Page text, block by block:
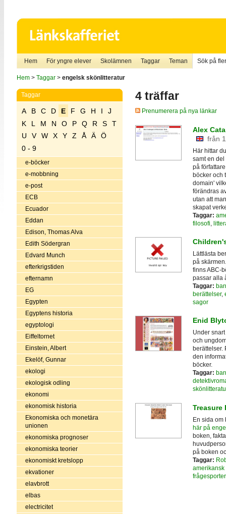
Hem För yngre elever Skolämnen Taggar Teman Sök på
Hem> Taggar> engelsk skönlitteratur
Taggar
A B C D E F G H I
J
K
L M N O P Q R S
T
U
V W X Y Z Å Ä
Ö
0 - 9
e-böcker
e-mobbning
e-post
ECB
Ecuador
Eddan
Edison, Thomas Alva
Edith Södergran
Edvard Munch
efterkrigstiden
efternamn
EG
Egypten
Egyptens historia
egyptologi
Eiffeltornet
Einstein, Albert
Ekelöf, Gunnar
ekologi
ekologisk odling
ekonomi
ekonomisk historia
Ekonomiska och monetära
unionen
ekonomiska prognoser
ekonomiska teorier
ekonomiskt kretslopp
ekvationer
elavbrott
elbas
electricitet
4 träffar
Prenumerera på nya länkar
Alex
från
Här hittar
samt en del
på
böcker och
domain'
förändras
utan att
skapat
Taggar:
filosofi
Lättlästa
på
finns ABC-
passar alla
Taggar:
berättelser,
sagor
Enid
Under
och
berättelser.
den
böcker.
Taggar:
Treasure
En sida om
här på
boken,
på boken
Taggar:
amerikansk
frågesporter